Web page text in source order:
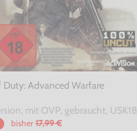
Duty: Advanced Warfare
mit OVP, gebraucht, USK18
bisher 17,99 €